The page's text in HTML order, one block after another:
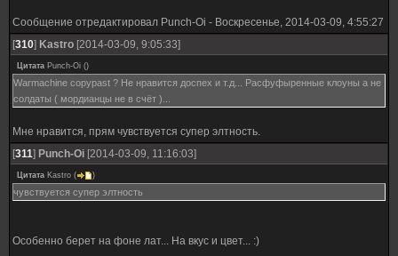
Сообщение отредактировал Punch-Oi - Воскресенье, 2014-03-09, 4:55:27
[310] Kastro [2014-03-09, 9:05:33]
Цитата Punch-Oi ()
Warmachine copypast ? Не нравится доспех и т.д... Расфуфыренные клоуны а не
солдаты ( мордианцы не в счёт )...
Мне нравится, прям чувствуется супер элтность.
[311] Punch-Oi [2014-03-09, 11:16:03]
Цитата Kastro ( )
чувствуется супер элтность
Особенно берет на фоне лат... На вкус и цвет... :)